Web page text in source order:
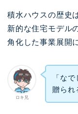
積水ハウスの歴史
新的な住宅モデル
角化した事業展開
ロキ兄
「な
贈られ